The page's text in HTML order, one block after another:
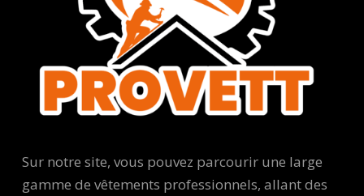
Sur notre site, vous pouvez parcourir une large
gamme de vêtements professionnels, allant des